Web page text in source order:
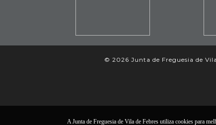
© 2026 Junta de Freguesia de
A Junta de Freguesia de Vila de Febres utiliza cookies para